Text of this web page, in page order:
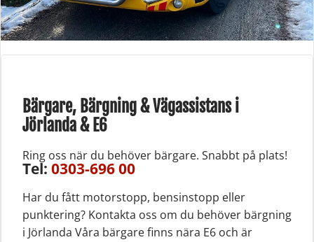
Bärgare, Bärgning & Vägassistans i
Jörlanda & E6
Ring oss när du behöver bärgare. Snabbt på plats!
Tel: 0303-696 00
Har du fått motorstopp, bensinstopp eller
punktering? Kontakta oss om du behöver bärgning
i Jörlanda Våra bärgare finns nära E6 och är